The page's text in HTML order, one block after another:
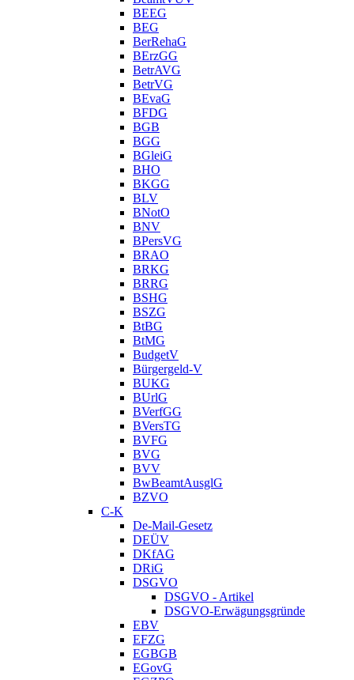
BEEG
BEG
BerRehaG
BErzGG
BetrAVG
BetrVG
BEvaG
BFDG
BGB
BGG
BGleiG
BHO
BKGG
BLV
BNotO
BNV
BPersVG
BRAO
BRKG
BRRG
BSHG
BSZG
BtBG
BtMG
BudgetV
Bürgergeld-V
BUKG
BUrlG
BVerfGG
BVersTG
BVFG
BVG
BVV
BwBeamtAusglG
BZVO
C-K
De-Mail-Gesetz
DEÜV
DKfAG
DRiG
DSGVO
DSGVO - Artikel
DSGVO-Erwägungsgründe
EBV
EFZG
EGBGB
EGovG